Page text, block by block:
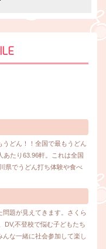
うどん！！全国で最もうどん
あたり63.96軒。これは全国
県でうどん打ち体験や食べ
題が見えてきます。さくら
DV,不登校で悩む子どもたち
な一緒に社会参加して楽し